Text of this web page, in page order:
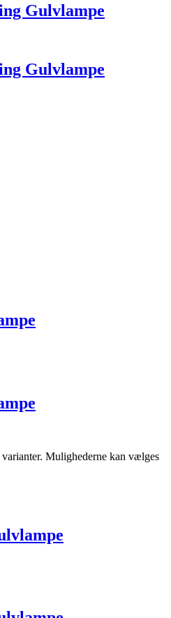
Gulvlampe
Gulvlampe
Mulighederne kan vælges